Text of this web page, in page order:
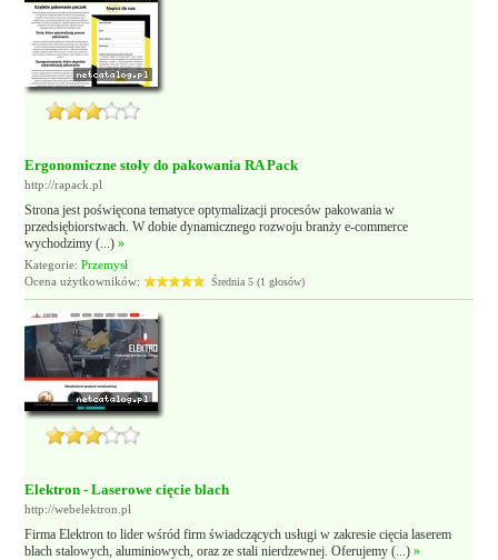
Ergonomiczne stoły do pakowania RA Pack
http://rapack.pl
Strona jest poświęcona tematyce optymalizacji procesów pakowania w
przedsiębiorstwach. W dobie dynamicznego rozwoju branży e-commerce
wychodzimy (...)»
Kategorie:Przemysł
Ocena użytkowników:
Średnia 5 (1 głosów)
Elektron - Laserowe cięcie blach
http://webelektron.pl
Firma Elektron to lider wśród firm świadczących usługi w zakresie cięcia laserem
blach stalowych, aluminiowych, oraz ze stali nierdzewnej. Oferujemy (...)»